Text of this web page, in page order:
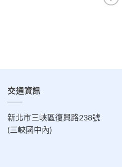
交通資訊
新北市三峽區復興路238號
(三峽國中內)